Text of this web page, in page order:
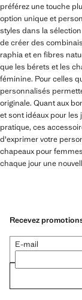
préférez une touche
option unique et
styles dans la
de créer des
raphia et en fibres
que les bérets et les
féminine. Pour celles
personnalisés
originale. Quant aux
et sont idéaux pour
pratique, ces
d'exprimer votre
chapeaux pour
chaque jour une
Recevez
E-mail